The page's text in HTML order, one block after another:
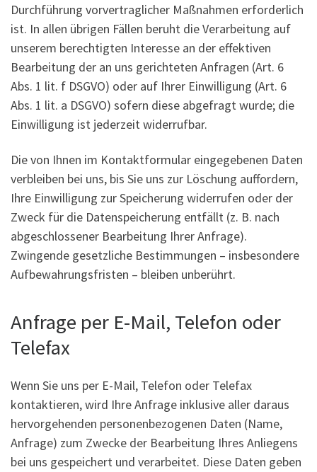
Durchführung vorvertraglicher Maßnahmen erforderlich
ist. In allen übrigen Fällen beruht die Verarbeitung auf
unserem berechtigten Interesse an der effektiven
Bearbeitung der an uns gerichteten Anfragen (Art. 6
Abs. 1 lit. f DSGVO) oder auf Ihrer Einwilligung (Art. 6
Abs. 1 lit. a DSGVO) sofern diese abgefragt wurde; die
Einwilligung ist jederzeit widerrufbar.
Die von Ihnen im Kontaktformular eingegebenen Daten
verbleiben bei uns, bis Sie uns zur Löschung auffordern,
Ihre Einwilligung zur Speicherung widerrufen oder der
Zweck für die Datenspeicherung entfällt (z. B. nach
abgeschlossener Bearbeitung Ihrer Anfrage).
Zwingende gesetzliche Bestimmungen – insbesondere
Aufbewahrungsfristen – bleiben unberührt.
Anfrage per E-Mail, Telefon oder
Telefax
Wenn Sie uns per E-Mail, Telefon oder Telefax
kontaktieren, wird Ihre Anfrage inklusive aller daraus
hervorgehenden personenbezogenen Daten (Name,
Anfrage) zum Zwecke der Bearbeitung Ihres Anliegens
bei uns gespeichert und verarbeitet. Diese Daten geben